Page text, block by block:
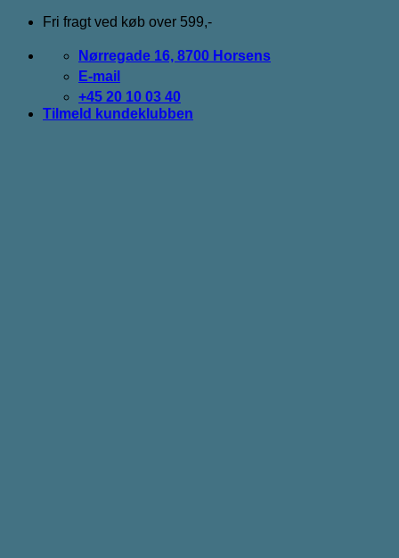
Fortsæt
indhold
Fri fragt ved køb over 599,-
Nørregade 16, 8700 Horsens
E-mail
+45 20 10 03 40
Tilmeld kundeklubben